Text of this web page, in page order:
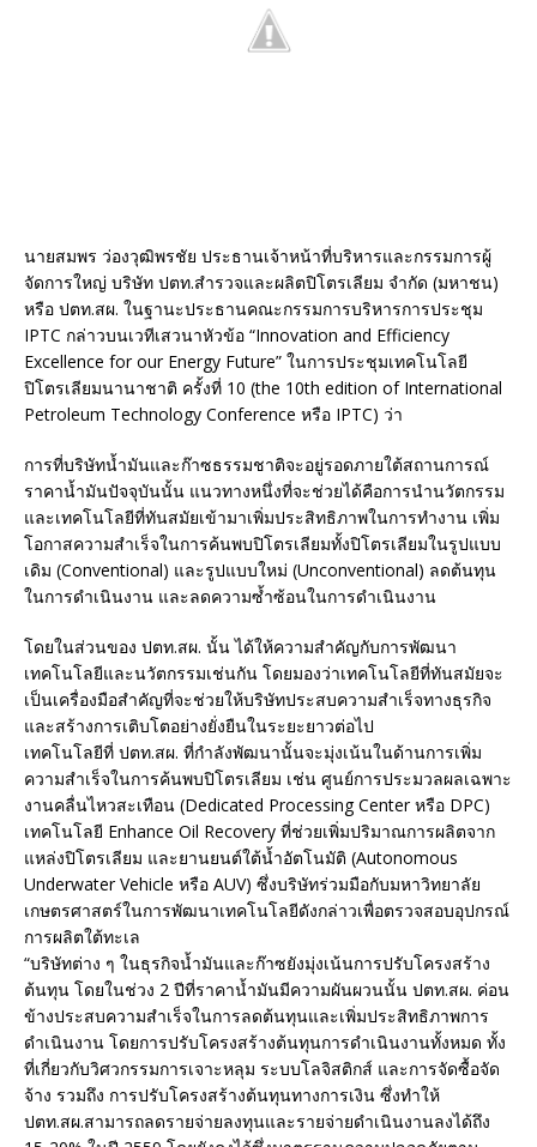
นายสมพร ว่องวุฒิพรชัย ประธานเจ้าหน้าที่บริหารและกรรมการผู้
จัดการใหญ่ บริษัท ปตท.สำรวจและผลิตปิโตรเลียม จำกัด (มหาชน)
หรือ ปตท.สผ. ในฐานะประธานคณะกรรมการบริหารการประชุม
IPTC กล่าวบนเวทีเสวนาหัวข้อ “Innovation and Efficiency
Excellence for our Energy Future” ในการประชุมเทคโนโลยี
ปิโตรเลียมนานาชาติ ครั้งที่ 10 (the 10th edition of International
Petroleum Technology Conference หรือ IPTC) ว่า
การที่บริษัทน้ำมันและก๊าซธรรมชาติจะอยู่รอดภายใต้สถานการณ์
ราคาน้ำมันปัจจุบันนั้น แนวทางหนึ่งที่จะช่วยได้คือการนำนวัตกรรม
และเทคโนโลยีที่ทันสมัยเข้ามาเพิ่มประสิทธิภาพในการทำงาน เพิ่ม
โอกาสความสำเร็จในการค้นพบปิโตรเลียมทั้งปิโตรเลียมในรูปแบบ
เดิม (Conventional) และรูปแบบใหม่ (Unconventional) ลดต้นทุน
ในการดำเนินงาน และลดความซ้ำซ้อนในการดำเนินงาน
โดยในส่วนของ ปตท.สผ. นั้น ได้ให้ความสำคัญกับการพัฒนา
เทคโนโลยีและนวัตกรรมเช่นกัน โดยมองว่าเทคโนโลยีที่ทันสมัยจะ
เป็นเครื่องมือสำคัญที่จะช่วยให้บริษัทประสบความสำเร็จทางธุรกิจ
และสร้างการเติบโตอย่างยั่งยืนในระยะยาวต่อไป
เทคโนโลยีที่ ปตท.สผ. ที่กำลังพัฒนานั้นจะมุ่งเน้นในด้านการเพิ่ม
ความสำเร็จในการค้นพบปิโตรเลียม เช่น ศูนย์การประมวลผลเฉพาะ
งานคลื่นไหวสะเทือน (Dedicated Processing Center หรือ DPC)
เทคโนโลยี Enhance Oil Recovery ที่ช่วยเพิ่มปริมาณการผลิตจาก
แหล่งปิโตรเลียม และยานยนต์ใต้น้ำอัตโนมัติ (Autonomous
Underwater Vehicle หรือ AUV) ซึ่งบริษัทร่วมมือกับมหาวิทยาลัย
เกษตรศาสตร์ในการพัฒนาเทคโนโลยีดังกล่าวเพื่อตรวจสอบอุปกรณ์
การผลิตใต้ทะเล
“บริษัทต่าง ๆ ในธุรกิจน้ำมันและก๊าซยังมุ่งเน้นการปรับโครงสร้าง
ต้นทุน โดยในช่วง 2 ปีที่ราคาน้ำมันมีความผันผวนนั้น ปตท.สผ. ค่อน
ข้างประสบความสำเร็จในการลดต้นทุนและเพิ่มประสิทธิภาพการ
ดำเนินงาน โดยการปรับโครงสร้างต้นทุนการดำเนินงานทั้งหมด ทั้ง
ที่เกี่ยวกับวิศวกรรมการเจาะหลุม ระบบโลจิสติกส์ และการจัดซื้อจัด
จ้าง รวมถึง การปรับโครงสร้างต้นทุนทางการเงิน ซึ่งทำให้
ปตท.สผ.สามารถลดรายจ่ายลงทุนและรายจ่ายดำเนินงานลงได้ถึง